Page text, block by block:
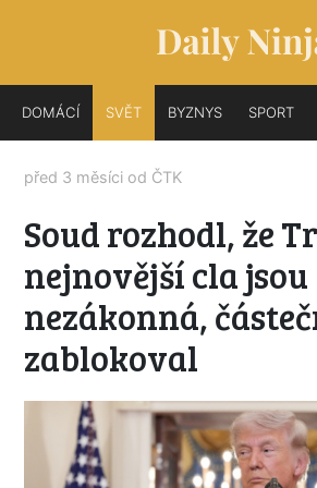
DOMÁCÍ SVĚT BYZNYS SPORT
před 3 měsíci od ČTK
Soud rozhodl, že
nejnovější cla jsou
nezákonná,
zablokoval